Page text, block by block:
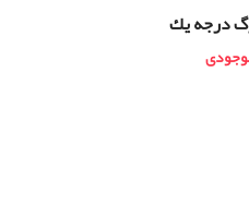
درجه يك